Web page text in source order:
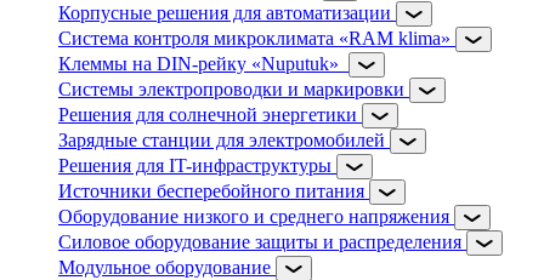
Корпусные решения для автоматизации
Система контроля микроклимата «RAM klima»
Клеммы на DIN-рейку «Nuputuk»
Системы электропроводки и маркировки
Решения для солнечной энергетики
Зарядные станции для электромобилей
Решения для IT-инфраструктуры
Источники бесперебойного питания
Оборудование низкого и среднего напряжения
Силовое оборудование защиты и распределения
Модульное оборудование